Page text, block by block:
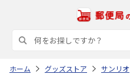
ホーム グッズストア サンリオ